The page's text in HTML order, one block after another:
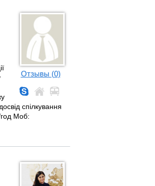
Отзывы (0)
спілкування
Моб: